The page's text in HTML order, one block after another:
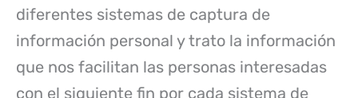
diferentes sistemas de captura de
información personal y trato la información
que nos facilitan las personas interesadas
con el siguiente fin por cada sistema de